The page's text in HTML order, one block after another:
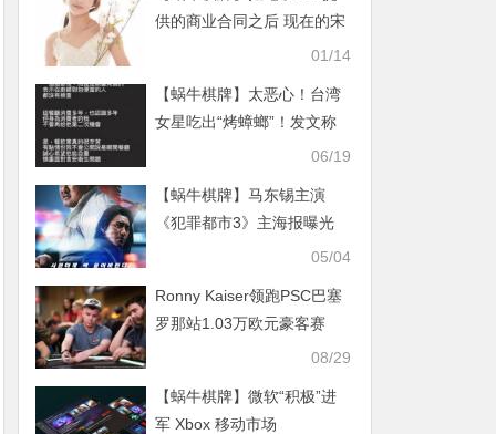
供的商业合同之后 现在的宋
智雅励志要成为一名职业高
01/14
【蜗牛棋牌】太恶心！台湾
女星吃出“烤蟑螂”！发文称
06/19
【蜗牛棋牌】马东锡主演
《犯罪都市3》主海报曝光
05/04
Ronny Kaiser领跑PSC巴塞
罗那站1.03万欧元豪客赛
08/29
【蜗牛棋牌】微软“积极”进
军 Xbox 移动市场